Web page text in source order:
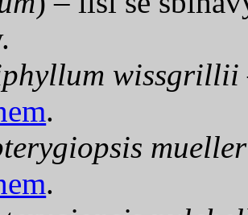
wissgrillii
.
.